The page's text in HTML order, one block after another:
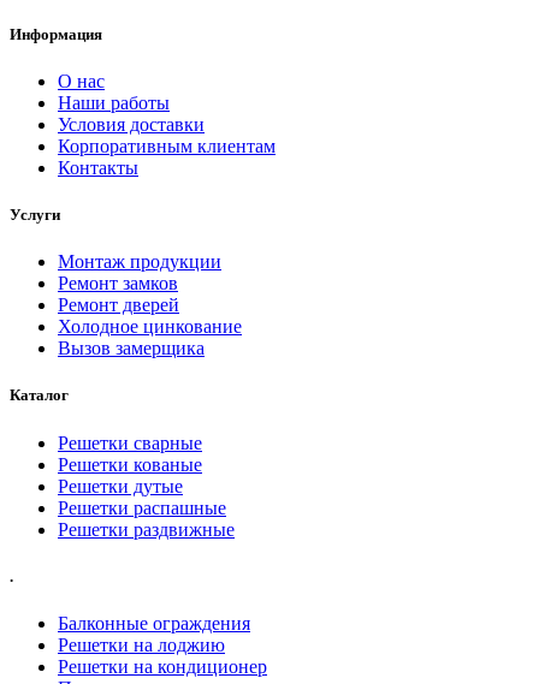
Информация
О нас
Наши работы
Условия доставки
Корпоративным клиентам
Контакты
Услуги
Монтаж продукции
Ремонт замков
Ремонт дверей
Холодное цинкование
Вызов замерщика
Каталог
Решетки сварные
Решетки кованые
Решетки дутые
Решетки распашные
Решетки раздвижные
.
Балконные ограждения
Решетки на лоджию
Решетки на кондиционер